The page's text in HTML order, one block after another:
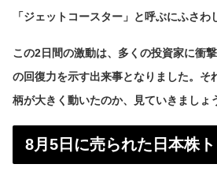
「ジェットコースター」と呼ぶにふさわ
この2日間の激動は、多くの投資家に衝
の回復力を示す出来事となりました。そ
柄が大きく動いたのか、見ていきましょ
8月5日に売られた日本株